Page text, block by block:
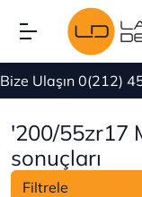
Ulaşın 0(212)
'200/55zr17
sonuçları
Filtrele